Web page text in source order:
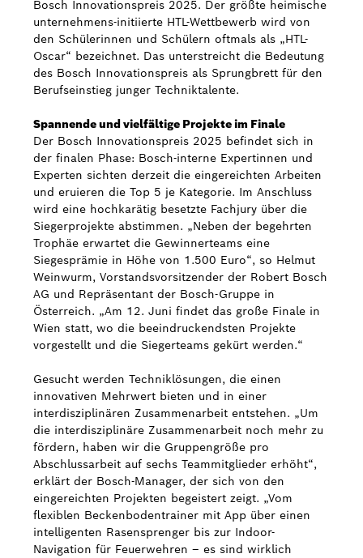
Bosch Innovationspreis 2025. Der größte heimische
unternehmens-initiierte HTL-Wettbewerb wird von
den Schülerinnen und Schülern oftmals als „HTL-
Oscar“ bezeichnet. Das unterstreicht die Bedeutung
des Bosch Innovationspreis als Sprungbrett für den
Berufseinstieg junger Techniktalente.
Spannende und vielfältige Projekte im Finale
Der Bosch Innovationspreis 2025 befindet sich in
der finalen Phase: Bosch-interne Expertinnen und
Experten sichten derzeit die eingereichten Arbeiten
und eruieren die Top 5 je Kategorie. Im Anschluss
wird eine hochkarätig besetzte Fachjury über die
Siegerprojekte abstimmen. „Neben der begehrten
Trophäe erwartet die Gewinnerteams eine
Siegesprämie in Höhe von 1.500 Euro“, so Helmut
Weinwurm, Vorstandsvorsitzender der Robert Bosch
AG und Repräsentant der Bosch-Gruppe in
Österreich. „Am 12. Juni findet das große Finale in
Wien statt, wo die beeindruckendsten Projekte
vorgestellt und die Siegerteams gekürt werden.“
Gesucht werden Techniklösungen, die einen
innovativen Mehrwert bieten und in einer
interdisziplinären Zusammenarbeit entstehen. „Um
die interdisziplinäre Zusammenarbeit noch mehr zu
fördern, haben wir die Gruppengröße pro
Abschlussarbeit auf sechs Teammitglieder erhöht“,
erklärt der Bosch-Manager, der sich von den
eingereichten Projekten begeistert zeigt. „Vom
flexiblen Beckenbodentrainer mit App über einen
intelligenten Rasensprenger bis zur Indoor-
Navigation für Feuerwehren – es sind wirklich